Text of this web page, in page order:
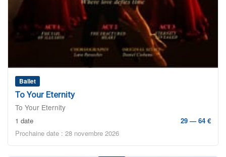
Ballet
To Your Eternity
To Your Eternity
1 date
29 — 64 €
Prochaine date : 28 novembre 2026